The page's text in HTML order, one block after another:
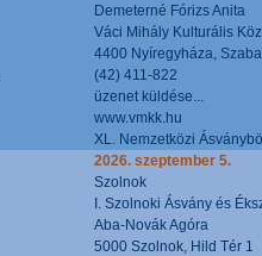
Demeterné Fórizs Anita
Váci Mihály Kulturális
4400 Nyíregyháza,
(42) 411-822
üzenet küldése...
www.vmkk.hu
XL. Nemzetközi
2026. szeptember 5.
Szolnok
I. Szolnoki Ásvány és
Aba-Novák Agóra
5000 Szolnok, Hild Tér 1